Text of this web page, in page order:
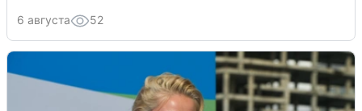
6 августа 52